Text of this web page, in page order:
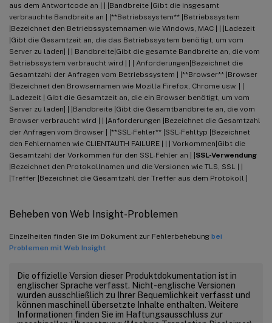
aus dem Antwortcode an | | |Bandbreite |Gibt die insgesamt
verbrauchte Bandbreite an | |**Betriebssystem** |Betriebssystem
|Bezeichnet den Betriebssystemnamen wie Windows, MAC | | |Ladezeit
|Gibt die Gesamtzeit an, die das Betriebssystem benötigt, um vom
Server zu laden| | | Bandbreite|Gibt die gesamte Bandbreite an, die vom
Betriebssystem verbraucht wird | | | Anforderungen|Bezeichnet die
Gesamtzahl der Anfragen vom Betriebssystem | |**Browser** |Browser
|Bezeichnet den Browsernamen wie Mozilla Firefox, Chrome usw. | |
|Ladezeit | Gibt die Gesamtzeit an, die ein Browser benötigt, um vom
Server zu laden| | |Bandbreite |Gibt die Gesamtbandbreite an, die vom
Browser verbraucht wird | | |Anforderungen |Bezeichnet die Gesamtzahl
der Anfragen vom Browser | |**SSL-Fehler** |SSL-Fehltyp |Bezeichnet
den Fehlernamen wie CLIENTAUTH FAILURE | | | Vorkommen|Gibt die
Gesamtzahl der Vorkommen für den SSL-Fehler an | |SSL-Verwendung
|Bezeichnet den Protokollnamen und die Versionen wie TLS, SSL | |
|Treffer |Bezeichnet die Gesamtzahl der Treffer aus dem Protokoll |
Beheben von Web Insight-Problemen
Einzelheiten finden Sie im Dokument zur Fehlerbehebung bei
Problemen mit Web Insight
Die offizielle Version dieser Produktdokumentation ist in
englischer Sprache verfasst. Nicht-englische Versionen
wurden ausschließlich zu Ihrer Bequemlichkeit verfasst und
können maschinell übersetzte Inhalte enthalten. Weitere
Informationen finden Sie im Haftungsausschluss zur